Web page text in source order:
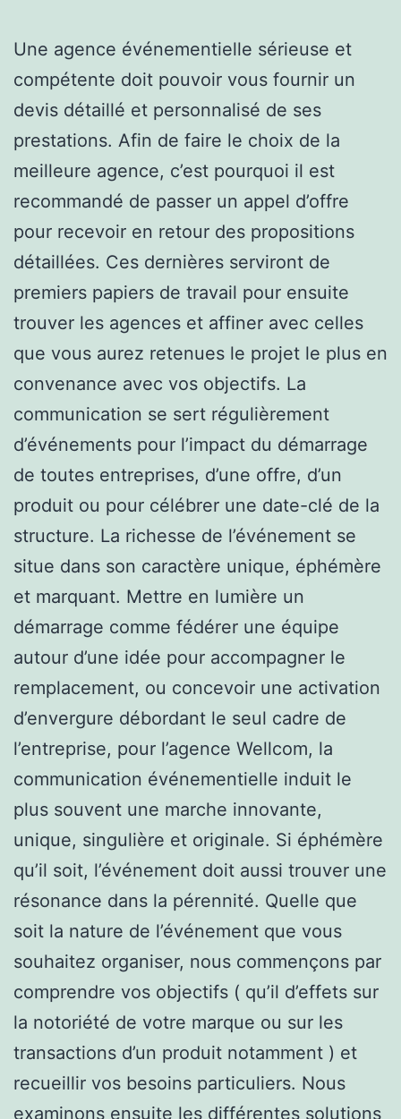
Une agence événementielle sérieuse et
compétente doit pouvoir vous fournir un
devis détaillé et personnalisé de ses
prestations. Afin de faire le choix de la
meilleure agence, c’est pourquoi il est
recommandé de passer un appel d’offre
pour recevoir en retour des propositions
détaillées. Ces dernières serviront de
premiers papiers de travail pour ensuite
trouver les agences et affiner avec celles
que vous aurez retenues le projet le plus en
convenance avec vos objectifs. La
communication se sert régulièrement
d’événements pour l’impact du démarrage
de toutes entreprises, d’une offre, d’un
produit ou pour célébrer une date-clé de la
structure. La richesse de l’événement se
situe dans son caractère unique, éphémère
et marquant. Mettre en lumière un
démarrage comme fédérer une équipe
autour d’une idée pour accompagner le
remplacement, ou concevoir une activation
d’envergure débordant le seul cadre de
l’entreprise, pour l’agence Wellcom, la
communication événementielle induit le
plus souvent une marche innovante,
unique, singulière et originale. Si éphémère
qu’il soit, l’événement doit aussi trouver une
résonance dans la pérennité. Quelle que
soit la nature de l’événement que vous
souhaitez organiser, nous commençons par
comprendre vos objectifs ( qu’il d’effets sur
la notoriété de votre marque ou sur les
transactions d’un produit notamment ) et
recueillir vos besoins particuliers. Nous
examinons ensuite les différentes solutions